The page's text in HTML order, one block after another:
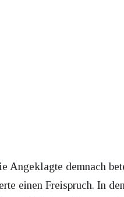
demnach
einen Freispruch. In